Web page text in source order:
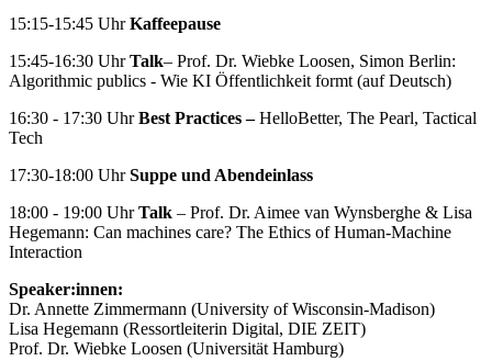
15:15-15:45 UhrKaffeepause
15:45-16:30 UhrTalk– Prof. Dr. Wiebke Loosen, Simon Berlin:
Algorithmic publics - Wie KI Öffentlichkeit formt (auf Deutsch)
16:30 - 17:30 UhrBest Practices –HelloBetter, The Pearl, Tactical
Tech
17:30-18:00 UhrSuppe und Abendeinlass
18:00 - 19:00 UhrTalk – Prof. Dr. Aimee van Wynsberghe & Lisa
Hegemann: Can machines care? The Ethics of Human-Machine
Interaction
Speaker:innen:
Dr. Annette Zimmermann (University of Wisconsin-Madison)
Lisa Hegemann (Ressortleiterin Digital, DIE ZEIT)
Prof. Dr. Wiebke Loosen (Universität Hamburg)